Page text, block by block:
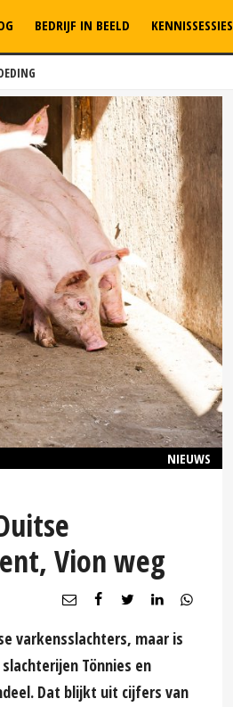
BEDRIJF IN BEELD KENNISSESSIES
NIEUWS
Vion weg
varkensslachters, maar is
Tönnies en
Dat blijkt uit cijfers van